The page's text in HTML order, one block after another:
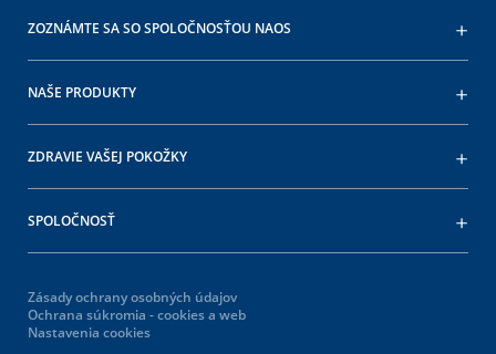
ZOZNÁMTE SA SO SPOLOČNOSŤOU NAOS
NAŠE PRODUKTY
ZDRAVIE VAŠEJ POKOŽKY
SPOLOČNOSŤ
Zásady ochrany osobných údajov
Ochrana súkromia - cookies a web
Nastavenia cookies